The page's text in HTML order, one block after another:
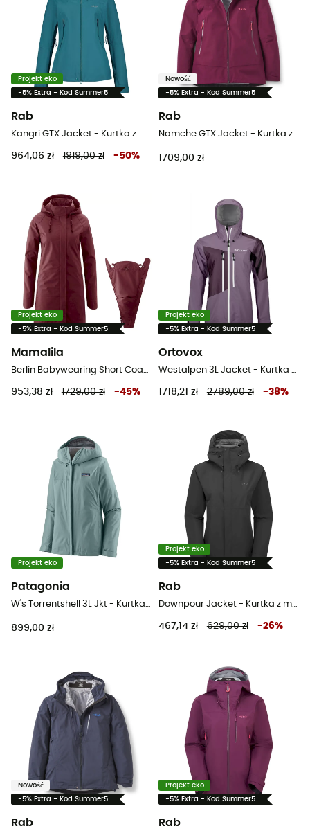
Projekt eko
-5% Extra - Kod Summer5
Rab
964,06 zł 1919,00 zł -50%
Nowość
-5% Extra - Kod Summer5
Rab
1709,00 zł
Projekt eko
-5% Extra - Kod Summer5
Mamalila
953,38 zł 1729,00 zł -45%
Projekt eko
-5% Extra - Kod Summer5
Ortovox
1718,21 zł 2789,00 zł -38%
Projekt eko
Patagonia
899,00 zł
Projekt eko
-5% Extra - Kod Summer5
Rab
467,14 zł 629,00 zł -26%
Nowość
-5% Extra - Kod Summer5
Rab
Projekt eko
-5% Extra - Kod Summer5
Rab